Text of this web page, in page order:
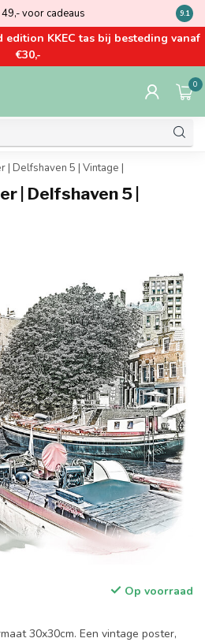
voor cadeaus Kom
9.1
edition KKEC tas bij besteding vanaf
€30,-
0
| Delfshaven 5 | Vintage |
| Delfshaven 5 |
Op voorraad
30x30cm. Een vintage poster,